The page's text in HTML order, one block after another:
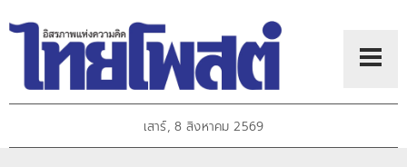
เสาร์, 8 สิงหาคม 2569